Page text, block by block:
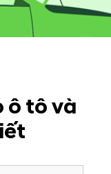
ô tô và